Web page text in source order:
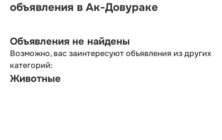
объявления в Ак-Довураке
Объявления не найдены
Возможно, вас заинтересуют объявления из других
категорий:
Животные